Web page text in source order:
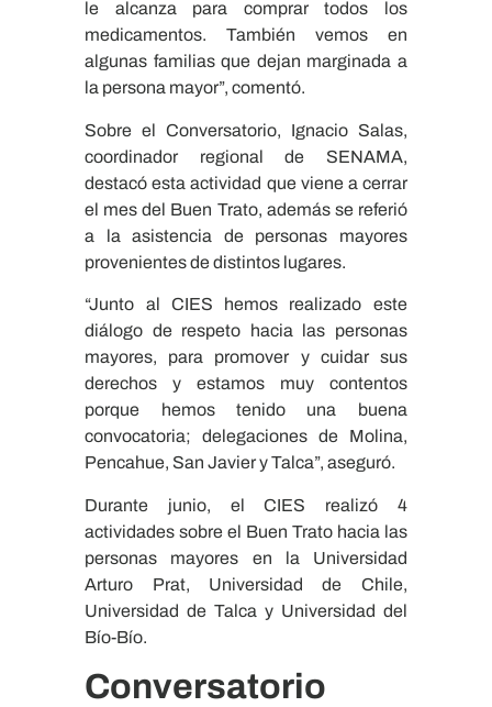
le alcanza para comprar todos los
medicamentos. También vemos en
algunas familias que dejan marginada a
la persona mayor”, comentó.
Sobre el Conversatorio, Ignacio Salas,
coordinador regional de SENAMA,
destacó esta actividad que viene a cerrar
el mes del Buen Trato, además se referió
a la asistencia de personas mayores
provenientes de distintos lugares.
“Junto al CIES hemos realizado este
diálogo de respeto hacia las personas
mayores, para promover y cuidar sus
derechos y estamos muy contentos
porque hemos tenido una buena
convocatoria; delegaciones de Molina,
Pencahue, San Javier y Talca”, aseguró.
Durante junio, el CIES realizó 4
actividades sobre el Buen Trato hacia las
personas mayores en la Universidad
Arturo Prat, Universidad de Chile,
Universidad de Talca y Universidad del
Bío-Bío.
Conversatorio